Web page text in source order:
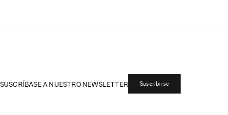
SUSCRÍBASE A NUESTRO NEWSLETTER Suscribirse